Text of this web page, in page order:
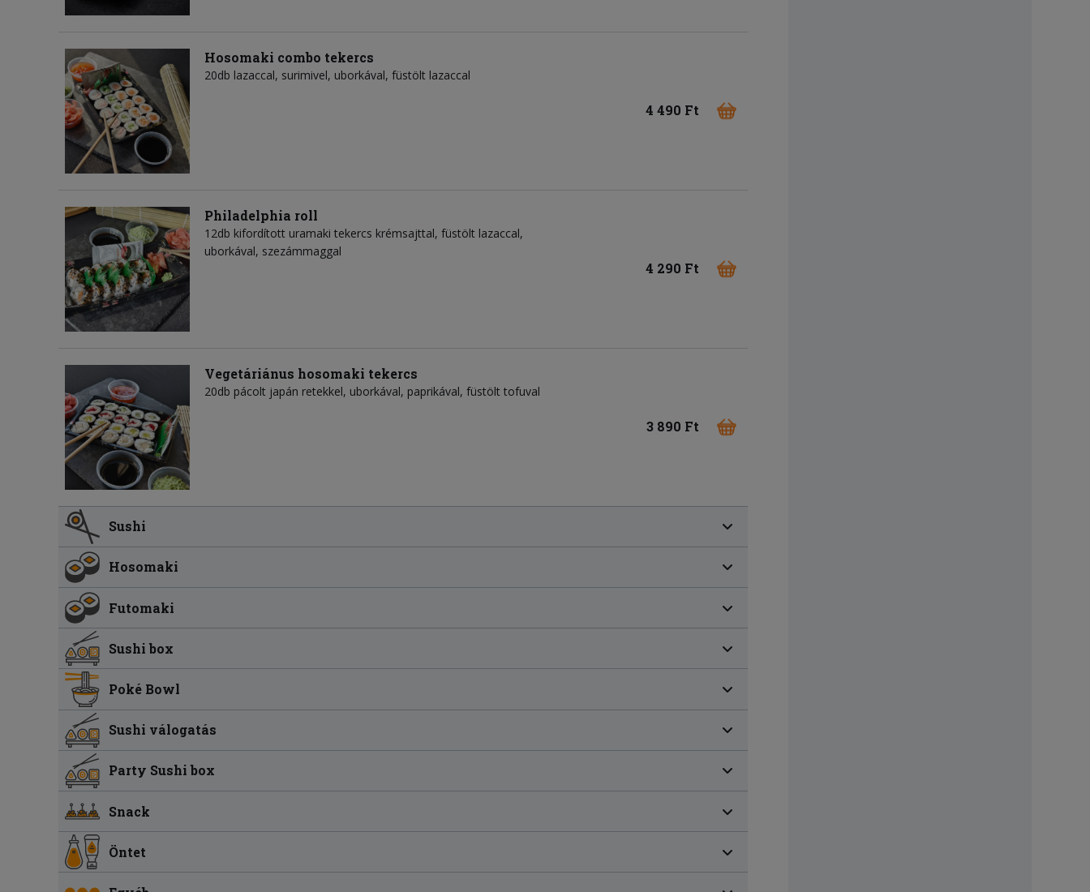
Hosomaki combo tekercs
20db lazaccal, surimivel, uborkával, füstölt lazaccal
4 490 Ft
Philadelphia roll
12db kifordított uramaki tekercs krémsajttal, füstölt lazaccal,
uborkával, szezámmaggal
4 290 Ft
Vegetáriánus hosomaki tekercs
20db pácolt japán retekkel, uborkával, paprikával, füstölt tofuval
3 890 Ft
Sushi
Hosomaki
Futomaki
Sushi box
Poké Bowl
Sushi válogatás
Party Sushi box
Snack
Öntet